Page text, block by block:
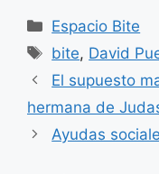
Categorías
Espacio Bite
Etiquetas
bite, David
El supuesto
hermana de
Ayudas